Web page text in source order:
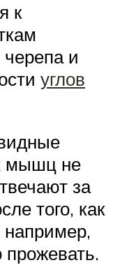
к
и
углов
мышц не
за
того, как
например,
прожевать.